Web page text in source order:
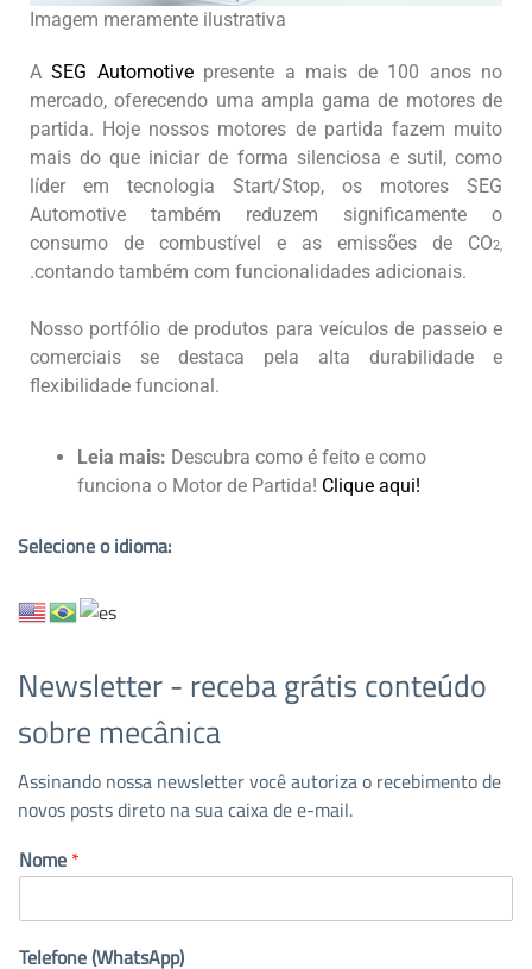
Imagem meramente ilustrativa
ASEG Automotivepresente a mais de 100 anos no
mercado, oferecendo uma ampla gama de motores de
partida. Hoje nossos motores de partida fazem muito
mais do que iniciar de forma silenciosa e sutil, como
líder em tecnologia Start/Stop, os motores SEG
Automotive também reduzem significamente o
consumo de combustível e as emissões de CO2,
.contando também com funcionalidades adicionais.
Nosso portfólio de produtos para veículos de passeio e
comerciais se destaca pela alta durabilidade e
flexibilidade funcional.
Leia mais: Descubra como é feito e como
funciona o Motor de Partida! Clique aqui!
Selecione o idioma:
Newsletter - receba grátis conteúdo
sobre mecânica
Assinando nossa newsletter você autoriza o recebimento de
novos posts direto na sua caixa de e-mail.
Nome *
Telefone (WhatsApp)